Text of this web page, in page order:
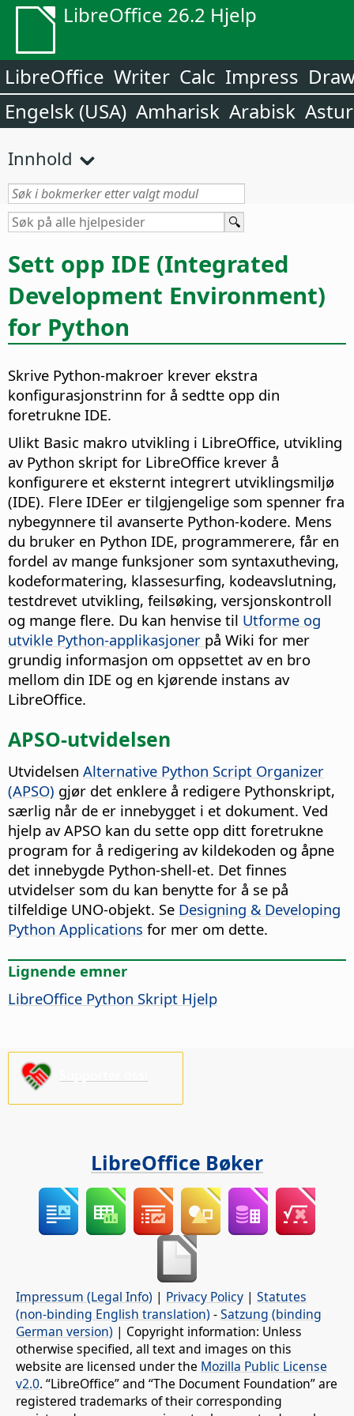
LibreOffice 26.2 Hjelp
LibreOffice Writer Calc Impress
Engelsk (USA) Amharisk Arabisk
Innhold
Sett opp IDE (Integrated
Development Environment)
for Python
Skrive Python-makroer krever ekstra
konfigurasjonstrinn for å sedtte opp din
foretrukne IDE.
Ulikt Basic makro utvikling i LibreOffice, utvikling
av Python skript for LibreOffice krever å
konfigurere et eksternt integrert utviklingsmiljø
(IDE). Flere IDEer er tilgjengelige som spenner fra
nybegynnere til avanserte Python-kodere. Mens
du bruker en Python IDE, programmerere, får en
fordel av mange funksjoner som syntaxutheving,
kodeformatering, klassesurfing, kodeavslutning,
testdrevet utvikling, feilsøking, versjonskontroll
og mange flere. Du kan henvise til Utforme og
utvikle Python-applikasjoner på Wiki for mer
grundig informasjon om oppsettet av en bro
mellom din IDE og en kjørende instans av
LibreOffice.
APSO-utvidelsen
Utvidelsen Alternative Python Script Organizer
(APSO) gjør det enklere å redigere Pythonskript,
særlig når de er innebygget i et dokument. Ved
hjelp av APSO kan du sette opp ditt foretrukne
program for å redigering av kildekoden og åpne
det innebygde Python-shell-et. Det finnes
utvidelser som du kan benytte for å se på
tilfeldige UNO-objekt. Se Designing & Developing
Python Applications for mer om dette.
Lignende emner
LibreOffice Python Skript Hjelp
LibreOffice Bøker
Impressum (Legal Info) | Privacy Policy | Statutes
(non-binding English translation) -Satzung (binding
German version) | Copyright information: Unless
otherwise specified, all text and images on this
website are licensed under the Mozilla Public License
v2.0. “LibreOffice” and “The Document Foundation” are
registered trademarks of their corresponding